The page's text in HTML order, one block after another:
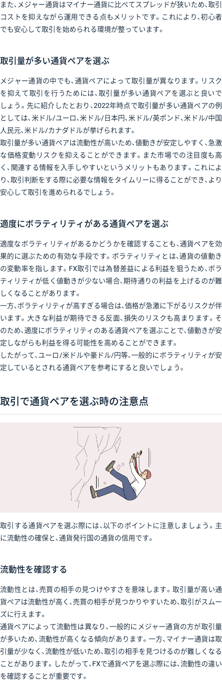
また、メジャー通貨はマイナー通貨に比べてスプレッドが狭いため、取引
コストを抑えながら運用できる点もメリットです。これにより、初心者
でも安心して取引を始められる環境が整っています。
取引量が多い通貨ペアを選ぶ
メジャー通貨の中でも、通貨ペアによって取引量が異なります。リスク
を抑えて取引を行うためには、取引量が多い通貨ペアを選ぶと良いで
しょう。先に紹介したとおり、2022年時点で取引量が多い通貨ペアの例
としては、米ドル/ユーロ、米ドル/日本円、米ドル/英ポンド、米ドル/中国
人民元、米ドル/カナダドルが挙げられます。
取引量が多い通貨ペアは流動性が高いため、値動きが安定しやすく、急激
な価格変動リスクを抑えることができます。また市場での注目度も高
く、関連する情報を入手しやすいというメリットもあります。これによ
り、取引判断をする際に必要な情報をタイムリーに得ることができ、より
安心して取引を進められるでしょう。
適度にボラティリティがある通貨ペアを選ぶ
適度なボラティリティがあるかどうかを確認することも、通貨ペアを効
果的に選ぶための有効な手段です。ボラティリティとは、通貨の値動き
の変動率を指します。FX取引では為替差益による利益を狙うため、ボラ
ティリティが低く値動きが少ない場合、期待通りの利益を上げるのが難
しくなることがあります。
一方、ボラティリティが高すぎる場合は、価格が急激に下がるリスクが伴
います。大きな利益が期待できる反面、損失のリスクも高まります。そ
のため、適度にボラティリティのある通貨ペアを選ぶことで、値動きが安
定しながらも利益を得る可能性を高めることができます。
したがって、ユーロ/米ドルや豪ドル/円等、一般的にボラティリティが安
定しているとされる通貨ペアを参考にすると良いでしょう。
取引で通貨ペアを選ぶ時の注意点
取引する通貨ペアを選ぶ際には、以下のポイントに注意しましょう。主
に流動性の確保と、通貨発行国の通貨の信用です。
流動性を確認する
流動性とは、売買の相手の見つけやすさを意味します。取引量が高い通
貨ペアは流動性が高く、売買の相手が見つかりやすいため、取引がスムー
ズに行えます。
通貨ペアによって流動性は異なり、一般的にメジャー通貨の方が取引量
が多いため、流動性が高くなる傾向があります。一方、マイナー通貨は取
引量が少なく、流動性が低いため、取引の相手を見つけるのが難しくなる
ことがあります。したがって、FXで通貨ペアを選ぶ際には、流動性の違い
を確認することが重要です。